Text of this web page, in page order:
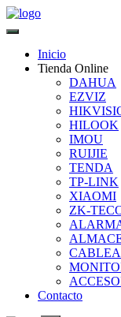
Inicio
Tienda Online
DAHUA
EZVIZ
HILOOK
IMOU
RUIJIE
TENDA
TP-LINK
XIAOMI
ZK-
Contacto